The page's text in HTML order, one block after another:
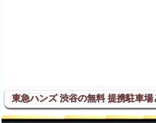
東急ハンズ 渋谷の無料 提携駐車場